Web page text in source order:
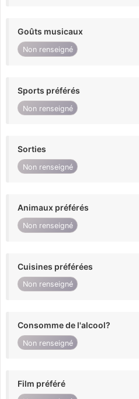
Goûts musicaux
Non renseigné
Sports préférés
Non renseigné
Sorties
Non renseigné
Animaux préférés
Non renseigné
Cuisines préférées
Non renseigné
Consomme de l'alcool?
Non renseigné
Film préféré